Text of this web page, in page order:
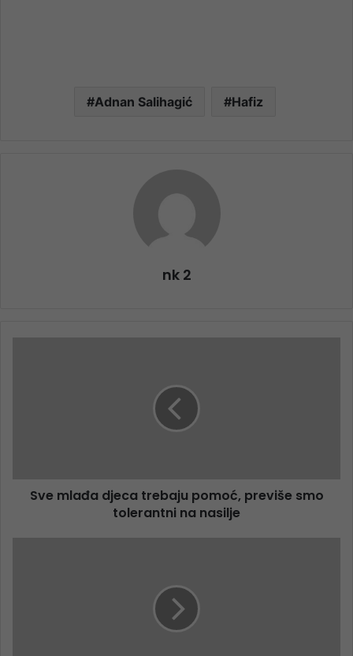
Adnan Salihagić Hafiz
nk 2
Sve mlađa djeca trebaju pomoć, previše smo
tolerantni na nasilje